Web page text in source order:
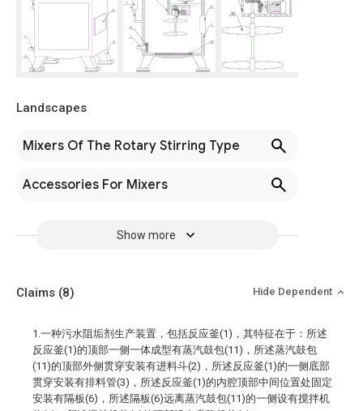
Landscapes
Mixers Of The Rotary Stirring Type
Accessories For Mixers
Show more
Claims (8) Hide Dependent
1.一种污水阻垢剂生产装置，包括反应釜(1)，其特征在于：所述
反应釜(1)的顶部一侧一体成型有蒸汽鼓包(11)，所述蒸汽鼓包
(11)的顶部外侧贯穿安装有进料斗(2)，所述反应釜(1)的一侧底部
贯穿安装有排料管(3)，所述反应釜(1)的内腔顶部中间位置处固定
安装有隔板(6)，所述隔板(6)远离蒸汽鼓包(11)的一侧设有搅拌机